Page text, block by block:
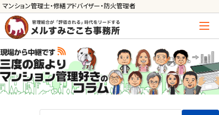
マンション管理士・修繕アドバイザー・防火管理者
管理士の活用方法
ご利用の流れ »